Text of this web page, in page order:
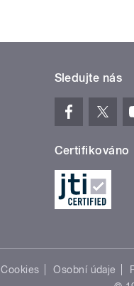
Sledujte nás
Certifikováno
Cookies Osobní údaje